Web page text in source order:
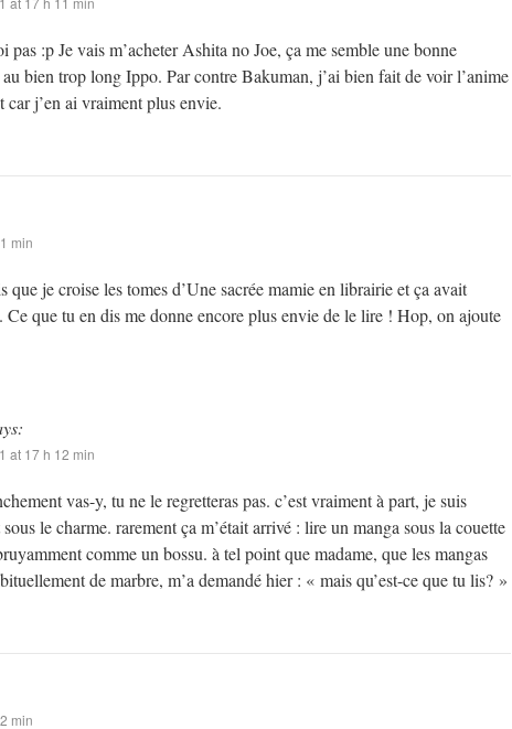
pas :p Je vais m’acheter Ashita no Joe, ça me semble une bonne
bien trop long Ippo. Par contre Bakuman, j’ai bien fait de voir l’anime
car j’en ai vraiment plus envie.
min
que je croise les tomes d’Une sacrée mamie en librairie et ça avait
Ce que tu en dis me donne encore plus envie de le lire ! Hop, on ajoute
at 17 h 12 min
vas-y, tu ne le regretteras pas. c’est vraiment à part, je suis
le charme. rarement ça m’était arrivé : lire un manga sous la couette
comme un bossu. à tel point que madame, que les mangas
de marbre, m’a demandé hier : « mais qu’est-ce que tu lis? »
min